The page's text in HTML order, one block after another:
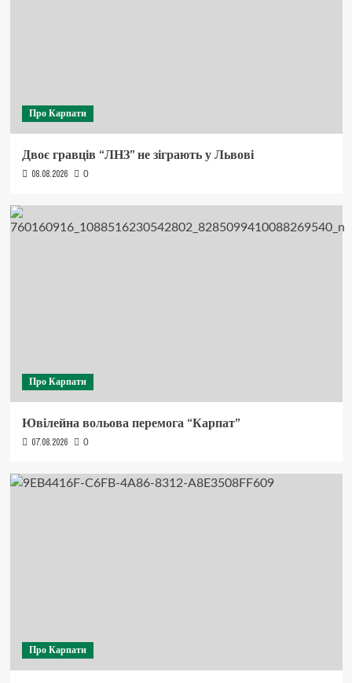
Про Карпати
Двоє гравців “ЛНЗ” не зіграють у Львові
08.08.2026 0
Про Карпати
Ювілейна вольова перемога “Карпат”
07.08.2026 0
Про Карпати